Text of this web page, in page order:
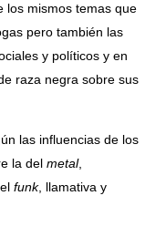
los mismos temas que
pero también las
y políticos y en
raza negra sobre sus
las influencias de los
la del metal,
funk, llamativa y